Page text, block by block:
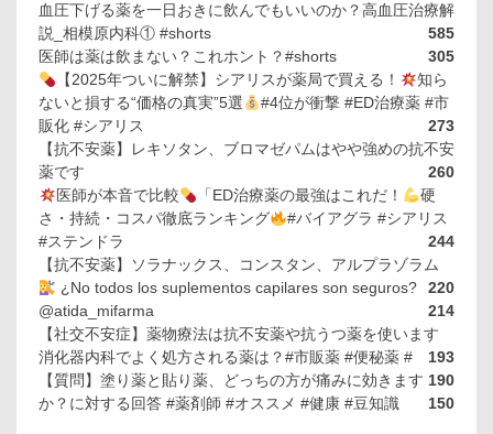
血圧下げる薬を一日おきに飲んでもいいのか？高血圧治療解
説_相模原内科① #shorts
585
医師は薬は飲まない？これホント？#shorts
305
【2025年ついに解禁】シアリスが薬局で買える！
知ら
ないと損する“価格の真実”5選
#4位が衝撃 #ED治療薬 #市
販化 #シアリス
273
【抗不安薬】レキソタン、ブロマゼパムはやや強めの抗不安
薬です
260
医師が本音で比較
「ED治療薬の最強はこれだ！
硬
さ・持続・コスパ徹底ランキング
#バイアグラ #シアリス
#ステンドラ
244
【抗不安薬】ソラナックス、コンスタン、アルプラゾラム
220
¿No todos los suplementos capilares son seguros?
@atida_mifarma
214
【社交不安症】薬物療法は抗不安薬や抗うつ薬を使います
193
消化器内科でよく処方される薬は？#市販薬 #便秘薬 #
190
【質問】塗り薬と貼り薬、どっちの方が痛みに効きます
か？に対する回答 #薬剤師 #オススメ #健康 #豆知識
150